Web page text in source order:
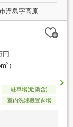
浮島字高原
円
2）
駐車場(近隣含)
室内洗濯機置き場